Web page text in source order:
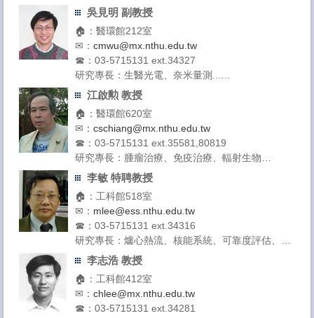
計算
授課領域：數值分析、程式語言、核工原理、工程
數學
吳見明 副教授
🏠：醫環館212室
✉：cmwu@mx.nthu.edu.tw
☎：03-5715131 ext.34327
研究專長：生醫光電、奈米量測...
授課領域：生物物理：動蛋白學、生醫光電基礎、
綜合物理實驗
江啟勲 教授
🏠：醫環館620室
✉：cschiang@mx.nthu.edu.tw
☎：03-5715131 ext.35581,80819
研究專長：腫瘤治療、免疫治療、輻射生物
授課領域：輻射生物學、生物化學一、生物化學
生醫工程科學實驗
李敏 特聘教授
🏠：工科館518室
✉： mlee@ess.nthu.edu.tw
☎：03-5715131 ext.34316
研究專長：爐心熱流、核能系統、可靠度評估、雙
相流、電腦模擬計算
學概論、
李志浩 教授
🏠：工科館412室
✉：chlee@mx.nthu.edu.tw
☎：03-5715131 ext.34281